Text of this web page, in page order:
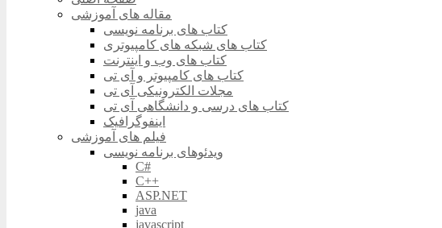
مقاله های آموزشی
کتاب های برنامه نویسی
کتاب های شبکه های کامپیوتری
کتاب های وب و اینترنت
کتاب های کامپیوتر و آی تی
مجلات الکترونیکی آی تی
کتاب های درسی و دانشگاهی آی تی
اینفوگرافیک
فیلم های آموزشی
ویدئوهای برنامه نویسی
C#
C++
ASP.NET
java
javascript